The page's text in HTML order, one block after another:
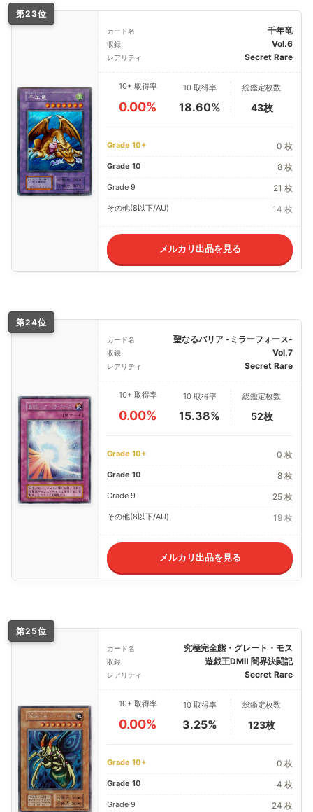
第23位
カード名 千年竜
収録 Vol.6
レアリティ Secret Rare
10+ 取得率
0.00%
10 取得率
18.60%
総鑑定枚数
43枚
Grade 10+ 0 枚
Grade 10 8 枚
Grade 9 21 枚
その他(8以下/AU) 14 枚
メルカリ出品を見る
第24位
カード名 聖なるバリア -ミラーフォース-
収録 Vol.7
レアリティ Secret Rare
10+ 取得率
0.00%
10 取得率
15.38%
総鑑定枚数
52枚
Grade 10+ 0 枚
Grade 10 8 枚
Grade 9 25 枚
その他(8以下/AU) 19 枚
メルカリ出品を見る
第25位
カード名 究極完全態・グレート・モス
収録 遊戯王DMⅡ 闇界決闘記
レアリティ Secret Rare
10+ 取得率
0.00%
10 取得率
3.25%
総鑑定枚数
123枚
Grade 10+ 0 枚
Grade 10 4 枚
Grade 9 24 枚